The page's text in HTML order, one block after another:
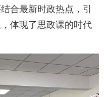
合最新时政热点，引
体现了思政课的时代